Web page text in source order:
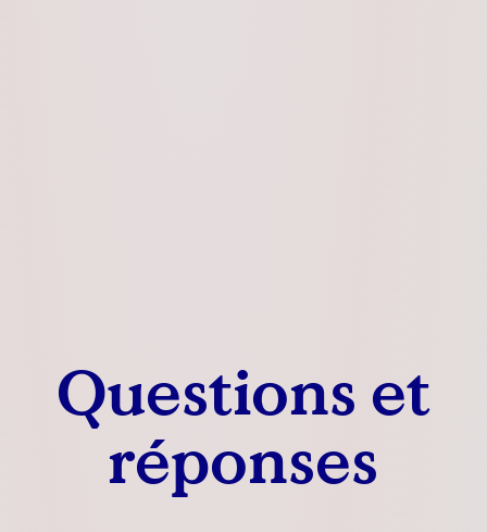
Questions et
réponses